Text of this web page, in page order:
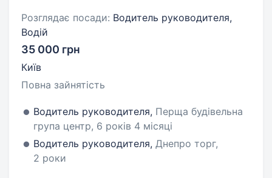
Розглядає посади: Водитель руководителя,
Водій
35 000 грн
Київ
Повна зайнятість
Водитель руководителя, Перща будівельна
група центр, 6 років 4 місяці
Водитель руководителя, Днепро торг,
2 роки